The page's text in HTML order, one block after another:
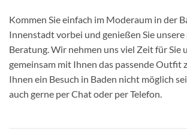
Kommen Sie einfach im Moderaum in der
Innenstadt vorbei und genießen Sie
Beratung. Wir nehmen uns viel Zeit für Sie
gemeinsam mit Ihnen das passende Outfit
Ihnen ein Besuch in Baden nicht möglich
auch gerne per Chat oder per Telefon.